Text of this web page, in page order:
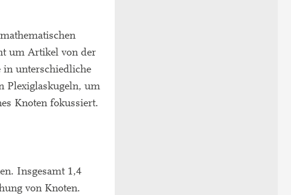
um Artikel von der
in unterschiedliche
Plexiglaskugeln, um
Knoten fokussiert.
Insgesamt 1,4
von Knoten.